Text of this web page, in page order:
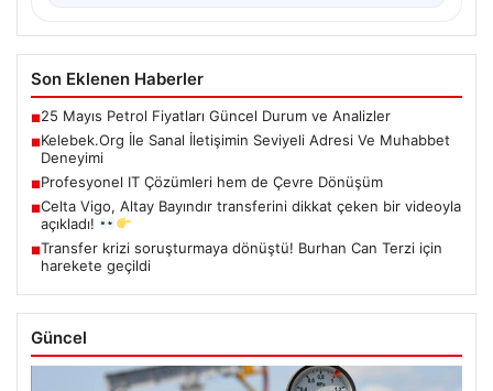
Son Eklenen Haberler
■25 Mayıs Petrol Fiyatları Güncel Durum ve Analizler
■Kelebek.Org İle Sanal İletişimin Seviyeli Adresi Ve Muhabbet
Deneyimi
■Profesyonel IT Çözümleri hem de Çevre Dönüşüm
■Celta Vigo, Altay Bayındır transferini dikkat çeken bir videoyla
açıkladı!
■Transfer krizi soruşturmaya dönüştü! Burhan Can Terzi için
harekete geçildi
Güncel